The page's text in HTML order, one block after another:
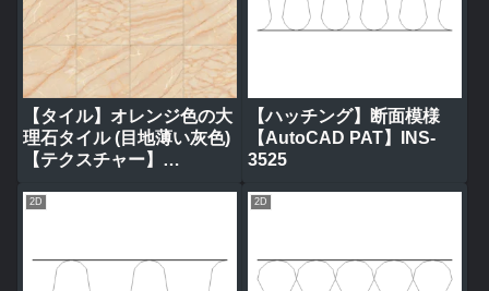
【タイル】オレンジ色の大
理石タイル (目地薄い灰色)
【テクスチャー】
【ハッチング】断面模様
【AutoCAD PAT】INS-
3525
2D 2D